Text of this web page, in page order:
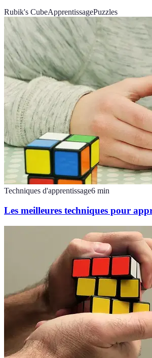
Rubik's CubeApprentissagePuzzles
Techniques d'apprentissage6 min
Les meilleures techniques pour